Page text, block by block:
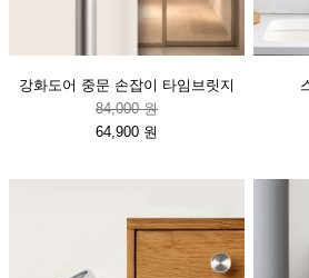
강화도어 중문 손잡이 타임브릿지
84,000 원
64,900 원